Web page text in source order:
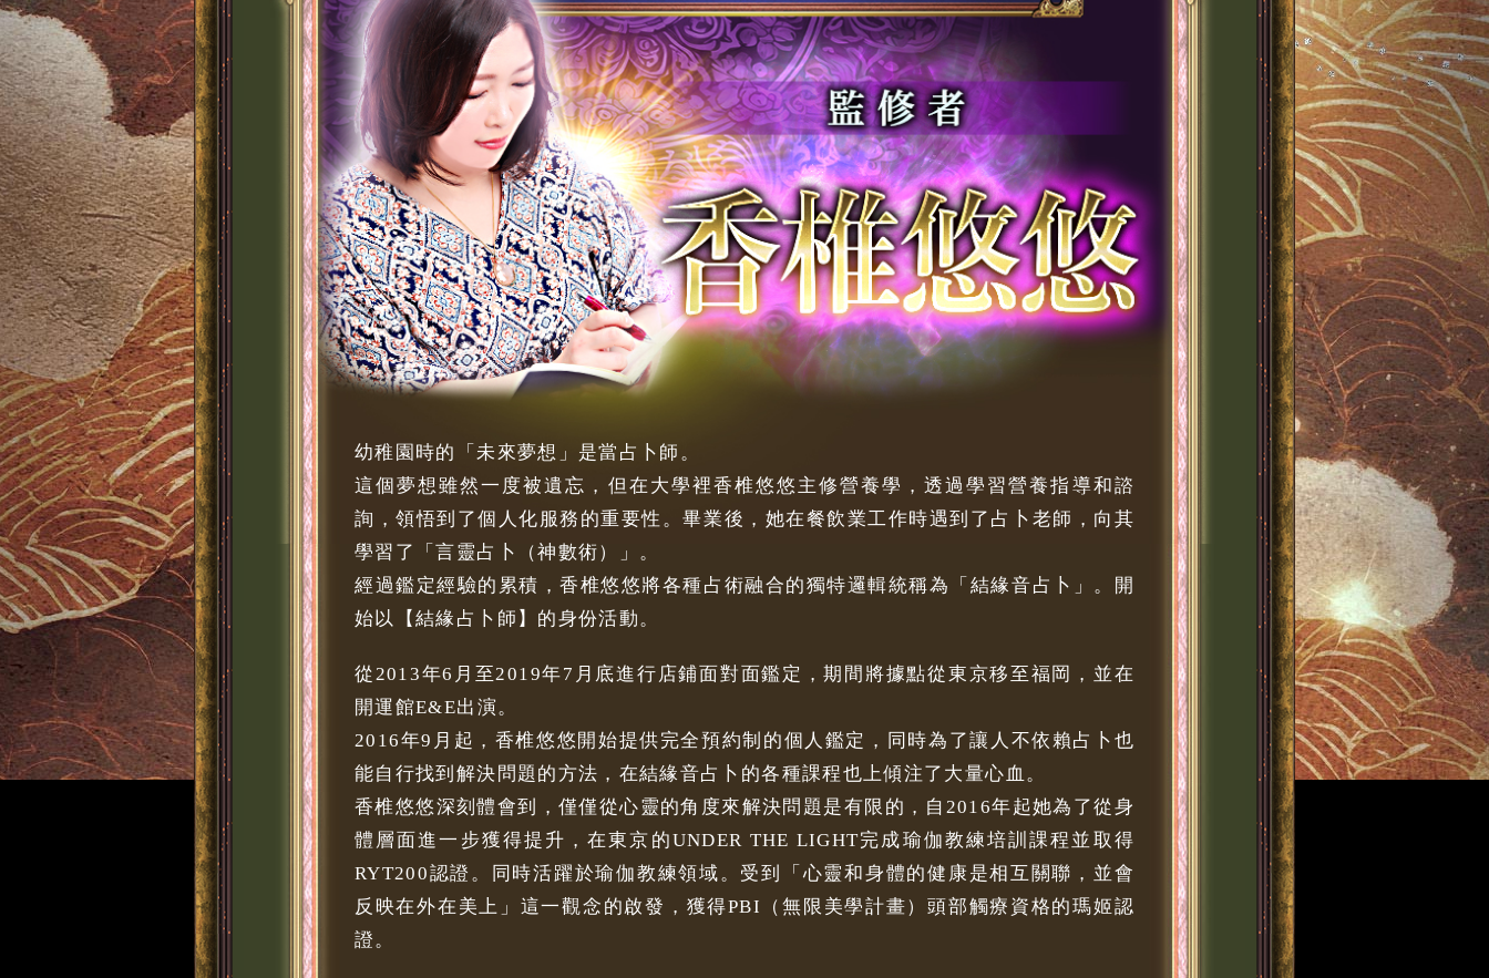
幼稚園時的「未來夢想」是當占卜師。
這個夢想雖然一度被遺忘，但在大學裡香椎悠悠主修營養學，透過學習營養指導和諮
詢，領悟到了個人化服務的重要性。畢業後，她在餐飲業工作時遇到了占卜老師，向其
學習了「言靈占卜（神數術）」。
經過鑑定經驗的累積，香椎悠悠將各種占術融合的獨特邏輯統稱為「結緣音占卜」。開
始以【結緣占卜師】的身份活動。
從2013年6月至2019年7月底進行店鋪面對面鑑定，期間將據點從東京移至福岡，並在
開運館E&E出演。
2016年9月起，香椎悠悠開始提供完全預約制的個人鑑定，同時為了讓人不依賴占卜也
能自行找到解決問題的方法，在結緣音占卜的各種課程也上傾注了大量心血。
香椎悠悠深刻體會到，僅僅從心靈的角度來解決問題是有限的，自2016年起她為了從身
體層面進一步獲得提升，在東京的UNDER THE LIGHT完成瑜伽教練培訓課程並取得
RYT200認證。同時活躍於瑜伽教練領域。受到「心靈和身體的健康是相互關聯，並會
反映在外在美上」這一觀念的啟發，獲得PBI（無限美學計畫）頭部觸療資格的瑪姬認
證。